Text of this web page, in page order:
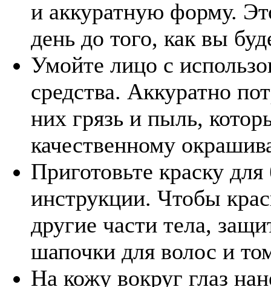
и аккуратную форму.
день до того, как вы
Умойте лицо с
средства. Аккуратно
них грязь и пыль,
качественному
Приготовьте краску
инструкции. Чтобы
другие части тела,
шапочки для волос и
На кожу вокруг глаз